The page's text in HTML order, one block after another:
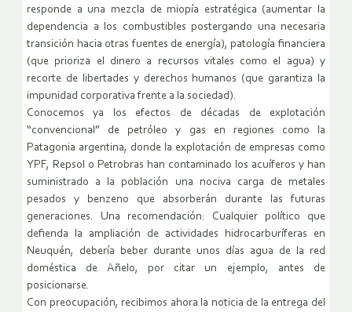
responde a una mezcla de miopía estratégica (aumentar la
dependencia a los combustibles postergando una necesaria
transición hacia otras fuentes de energía), patología financiera
(que prioriza el dinero a recursos vitales como el agua) y
recorte de libertades y derechos humanos (que garantiza la
impunidad corporativa frente a la sociedad).
Conocemos ya los efectos de décadas de explotación
“convencional” de petróleo y gas en regiones como la
Patagonia argentina, donde la explotación de empresas como
YPF, Repsol o Petrobras han contaminado los acuíferos y han
suministrado a la población una nociva carga de metales
pesados y benzeno que absorberán durante las futuras
generaciones. Una recomendación: Cualquier político que
defienda la ampliación de actividades hidrocarburíferas en
Neuquén, debería beber durante unos días agua de la red
doméstica de Añelo, por citar un ejemplo, antes de
posicionarse.
Con preocupación, recibimos ahora la noticia de la entrega del